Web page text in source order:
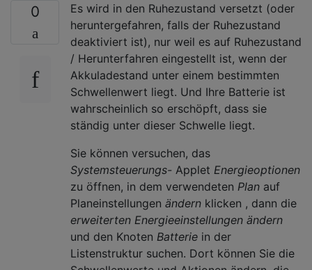
0
Es wird in den Ruhezustand versetzt (oder
heruntergefahren, falls der Ruhezustand
deaktiviert ist), nur weil es auf Ruhezustand
/ Herunterfahren eingestellt ist, wenn der
Akkuladestand unter einem bestimmten
Schwellenwert liegt. Und Ihre Batterie ist
wahrscheinlich so erschöpft, dass sie
ständig unter dieser Schwelle liegt.
Sie können versuchen, das
Systemsteuerungs- Applet Energieoptionen
zu öffnen, in dem verwendeten Plan auf
Planeinstellungen ändern klicken , dann die
erweiterten Energieeinstellungen ändern
und den Knoten Batterie in der
Listenstruktur suchen. Dort können Sie die